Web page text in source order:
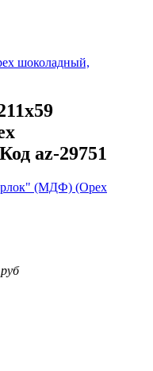
шоколадный,
az-29751
руб